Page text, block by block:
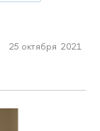
25 октября 2021